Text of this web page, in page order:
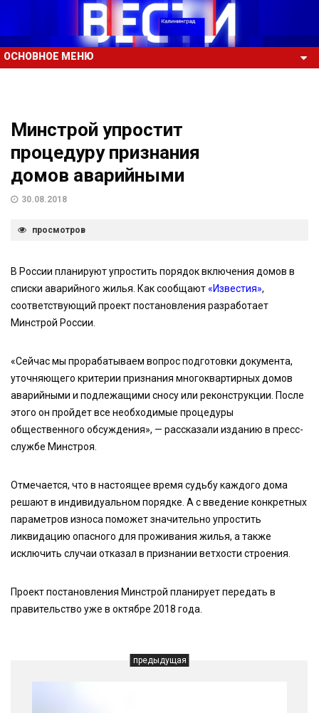
ОСНОВНОЕ МЕНЮ
Минстрой упростит
процедуру признания
домов аварийными
30.08.2018
просмотров
В России планируют упростить порядок включения домов в
списки аварийного жилья. Как сообщают«Известия»,
соответствующий проект постановления разработает
Минстрой России.
«Сейчас мы прорабатываем вопрос подготовки документа,
уточняющего критерии признания многоквартирных домов
аварийными и подлежащими сносу или реконструкции. После
этого он пройдет все необходимые процедуры
общественного обсуждения», — рассказали изданию в пресс-
службе Минстроя.
Отмечается, что в настоящее время судьбу каждого дома
решают в индивидуальном порядке. А с введение конкретных
параметров износа поможет значительно упростить
ликвидацию опасного для проживания жилья, а также
исключить случаи отказал в признании ветхости строения.
Проект постановления Минстрой планирует передать в
правительство уже в октябре 2018 года.
предыдущая